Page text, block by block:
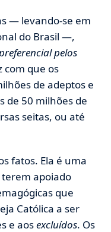
— levando-se em
do Brasil —,
pelos
com que os
de adeptos e
de 50 milhões de
seitas, ou até
fatos. Ela é uma
apoiado
que
Católica a ser
e aosexcluídos. Os